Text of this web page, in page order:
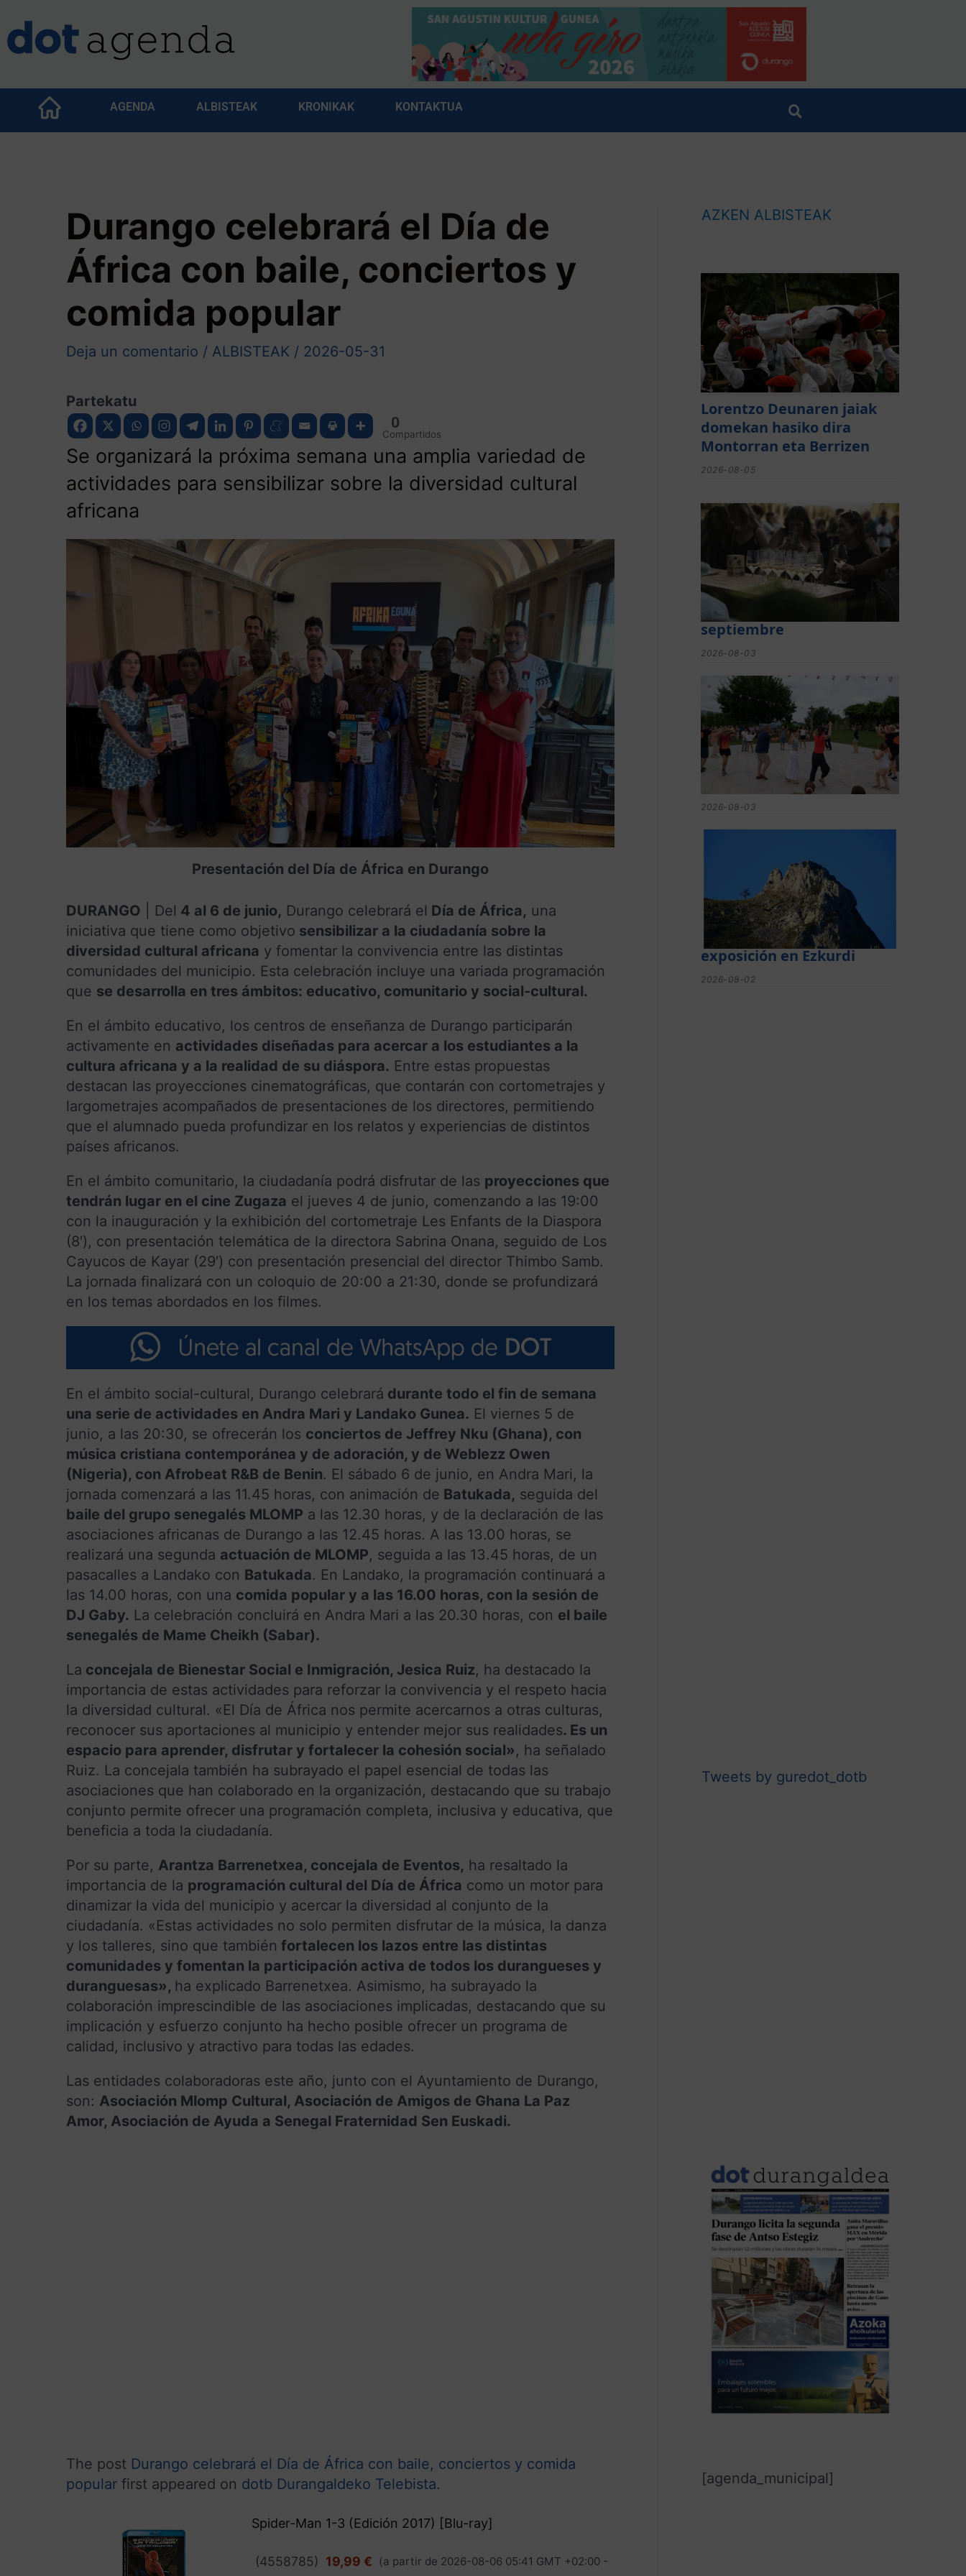
AGENDA ALBISTEAK KRONIKAK KONTAKTUA
Durango celebrará el Día de
África con baile, conciertos y
comida popular
Deja un comentario / ALBISTEAK / 2026-05-31
Partekatu
0
Compartidos
Se organizará la próxima semana una amplia variedad de
actividades para sensibilizar sobre la diversidad cultural
africana
Presentación del Día de África en Durango
DURANGO | Del 4 al 6 de junio, Durango celebrará el Día de África, una
iniciativa que tiene como objetivo sensibilizar a la ciudadanía sobre la
diversidad cultural africana y fomentar la convivencia entre las distintas
comunidades del municipio. Esta celebración incluye una variada programación
que se desarrolla en tres ámbitos: educativo, comunitario y social-cultural.
En el ámbito educativo, los centros de enseñanza de Durango participarán
activamente en actividades diseñadas para acercar a los estudiantes a la
cultura africana y a la realidad de su diáspora. Entre estas propuestas
destacan las proyecciones cinematográficas, que contarán con cortometrajes y
largometrajes acompañados de presentaciones de los directores, permitiendo
que el alumnado pueda profundizar en los relatos y experiencias de distintos
países africanos.
En el ámbito comunitario, la ciudadanía podrá disfrutar de las proyecciones que
tendrán lugar en el cine Zugaza el jueves 4 de junio, comenzando a las 19:00
con la inauguración y la exhibición del cortometraje Les Enfants de la Diaspora
(8′), con presentación telemática de la directora Sabrina Onana, seguido de Los
Cayucos de Kayar (29′) con presentación presencial del director Thimbo Samb.
La jornada finalizará con un coloquio de 20:00 a 21:30, donde se profundizará
en los temas abordados en los filmes.
En el ámbito social-cultural, Durango celebrará durante todo el fin de semana
una serie de actividades en Andra Mari y Landako Gunea. El viernes 5 de
junio, a las 20:30, se ofrecerán los conciertos de Jeffrey Nku (Ghana), con
música cristiana contemporánea y de adoración, y de Weblezz Owen
(Nigeria), con Afrobeat R&B de Benin. El sábado 6 de junio, en Andra Mari, la
jornada comenzará a las 11.45 horas, con animación de Batukada, seguida del
baile del grupo senegalés MLOMP a las 12.30 horas, y de la declaración de las
asociaciones africanas de Durango a las 12.45 horas. A las 13.00 horas, se
realizará una segunda actuación de MLOMP, seguida a las 13.45 horas, de un
pasacalles a Landako con Batukada. En Landako, la programación continuará a
las 14.00 horas, con una comida popular y a las 16.00 horas, con la sesión de
DJ Gaby. La celebración concluirá en Andra Mari a las 20.30 horas, con el baile
senegalés de Mame Cheikh (Sabar).
La concejala de Bienestar Social e Inmigración, Jesica Ruiz, ha destacado la
importancia de estas actividades para reforzar la convivencia y el respeto hacia
la diversidad cultural. «El Día de África nos permite acercarnos a otras culturas,
reconocer sus aportaciones al municipio y entender mejor sus realidades. Es un
espacio para aprender, disfrutar y fortalecer la cohesión social», ha señalado
Ruiz. La concejala también ha subrayado el papel esencial de todas las
asociaciones que han colaborado en la organización, destacando que su trabajo
conjunto permite ofrecer una programación completa, inclusiva y educativa, que
beneficia a toda la ciudadanía.
Por su parte, Arantza Barrenetxea, concejala de Eventos, ha resaltado la
importancia de la programación cultural del Día de África como un motor para
dinamizar la vida del municipio y acercar la diversidad al conjunto de la
ciudadanía. «Estas actividades no solo permiten disfrutar de la música, la danza
y los talleres, sino que también fortalecen los lazos entre las distintas
comunidades y fomentan la participación activa de todos los durangueses y
duranguesas», ha explicado Barrenetxea. Asimismo, ha subrayado la
colaboración imprescindible de las asociaciones implicadas, destacando que su
implicación y esfuerzo conjunto ha hecho posible ofrecer un programa de
calidad, inclusivo y atractivo para todas las edades.
Las entidades colaboradoras este año, junto con el Ayuntamiento de Durango,
son: Asociación Mlomp Cultural, Asociación de Amigos de Ghana La Paz
Amor, Asociación de Ayuda a Senegal Fraternidad Sen Euskadi.
The post Durango celebrará el Día de África con baile, conciertos y comida
popular first appeared on dotb Durangaldeko Telebista.
Spider-Man 1-3 (Edición 2017) [Blu-ray]
(4558785) 19,99 €
(a partir de 2026-08-06 05:41 GMT +02:00 -
AZKEN ALBISTEAK
Lorentzo Deunaren jaiak
domekan hasiko dira
Montorran eta Berrizen
2026-08-05
El festival de Bizkaiko
Txakolina ‘Mahasti Artean’
llega a Durangaldea en
septiembre
2026-08-03
Gerediaga inicia sus fiestas
con una cena y la romería
de Ansorregi eta Larrañaga
2026-08-03
Las «Peñas del
Duranguesado»,
protagonistas de la nueva
exposición en Ezkurdi
2026-08-02
Tweets by guredot_dotb
[agenda_municipal]